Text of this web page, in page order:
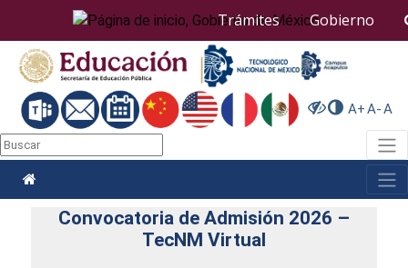
sitio
web
incluye
sistema
accesibilidad.
Trámites Gobierno
A+A-A
Convocatoria de Admisión 2026 –
TecNM Virtual